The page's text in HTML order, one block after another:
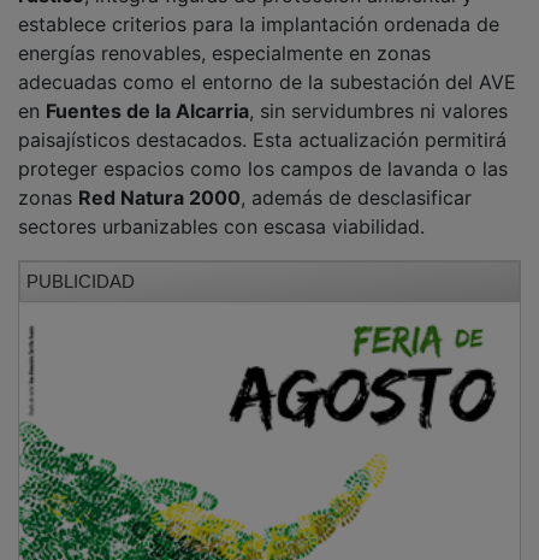
establece criterios para la implantación ordenada de
energías renovables, especialmente en zonas
adecuadas como el entorno de la subestación del AVE
enFuentes de la Alcarria , sin servidumbres ni valores
paisajísticos destacados. Esta actualización permitirá
proteger espacios como los campos de lavanda o las
zonasRed Natura 2000 , además de desclasificar
sectores urbanizables con escasa viabilidad.